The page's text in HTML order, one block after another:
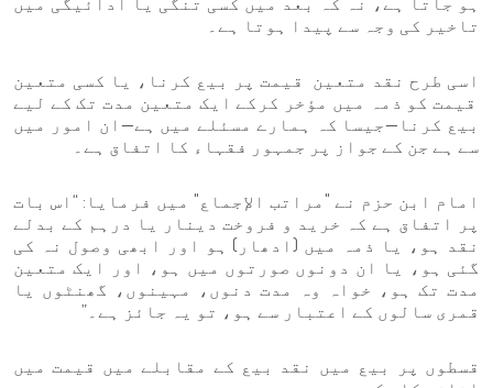
تاخیر کی وجہ سے پیدا ہوتا ہے۔
اسی طرح نقد متعین قیمت پر بیع کرنا، یا کسی متعین
قیمت کو ذمہ میں مؤخر کرکے ایک متعین مدت تک کے لیے
بیع کرنا—جیسا کہ ہمارے مسئلے میں ہے—ان امور میں
سے ہے جن کے جواز پر جمہور فقہاء کا اتفاق ہے۔
امام ابن حزم نے "مراتب الإجماع" میں فرمایا: “اس بات
پر اتفاق ہے کہ خرید و فروخت دینار یا درہم کے بدلے
نقد ہو، یا ذمہ میں (ادھار) ہو اور ابھی وصول نہ کی
گئی ہو، یا ان دونوں صورتوں میں ہو، اور ایک متعین
مدت تک ہو، خواہ وہ مدت دنوں، مہینوں، گھنٹوں یا
قمری سالوں کے اعتبار سے ہو، تو یہ جائز ہے۔”
قسطوں پر بیع میں نقد بیع کے مقابلے میں قیمت میں